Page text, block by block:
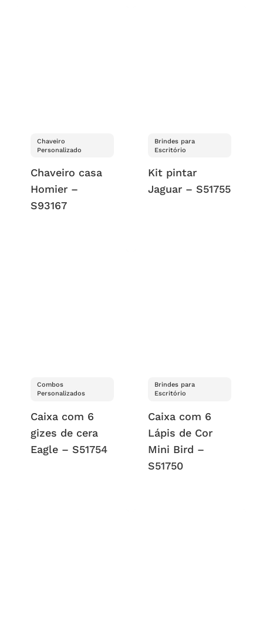
Chaveiro
Personalizado
Chaveiro casa
Homier –
S93167
Brindes para
Escritório
Kit pintar
Jaguar – S51755
Combos
Personalizados
Caixa com 6
gizes de cera
Eagle – S51754
Brindes para
Escritório
Caixa com 6
Lápis de Cor
Mini Bird –
S51750